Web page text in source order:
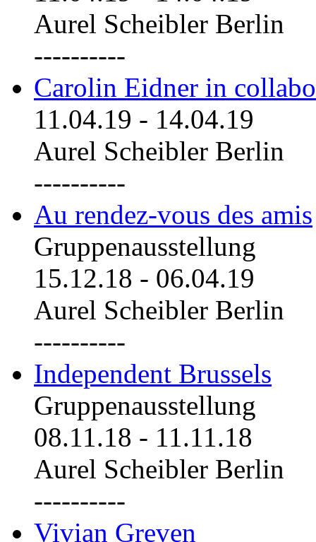
Aurel Scheibler Berlin
----------
Carolin Eidner in
11.04.19 - 14.04.19
Aurel Scheibler Berlin
----------
Au rendez-vous des amis
Gruppenausstellung
15.12.18 - 06.04.19
Aurel Scheibler Berlin
----------
Independent Brussels
Gruppenausstellung
08.11.18 - 11.11.18
Aurel Scheibler Berlin
----------
Vivian Greven